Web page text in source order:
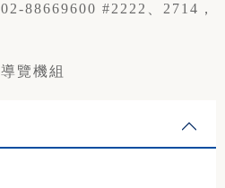
02-88669600 #2222、2714，
導覽機組